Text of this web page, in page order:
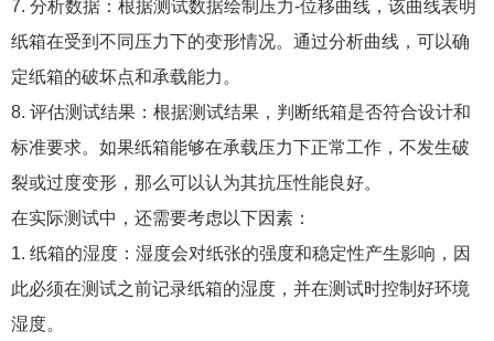
7. 分析数据：根据测试数据绘制压力-位移曲线，该曲线表明
纸箱在受到不同压力下的变形情况。通过分析曲线，可以确
定纸箱的破坏点和承载能力。
8. 评估测试结果：根据测试结果，判断纸箱是否符合设计和
标准要求。如果纸箱能够在承载压力下正常工作，不发生破
裂或过度变形，那么可以认为其抗压性能良好。
在实际测试中，还需要考虑以下因素：
1. 纸箱的湿度：湿度会对纸张的强度和稳定性产生影响，因
此必须在测试之前记录纸箱的湿度，并在测试时控制好环境
湿度。